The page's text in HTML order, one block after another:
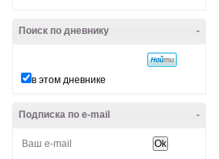
-
Поиск по дневнику
в этом дневнике
-
Подписка по e-mail